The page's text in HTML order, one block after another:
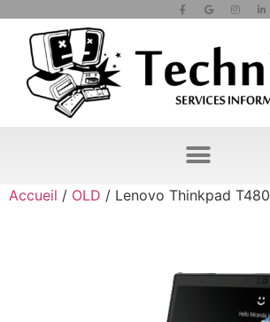
Accueil / OLD / Lenovo Thinkpad T480